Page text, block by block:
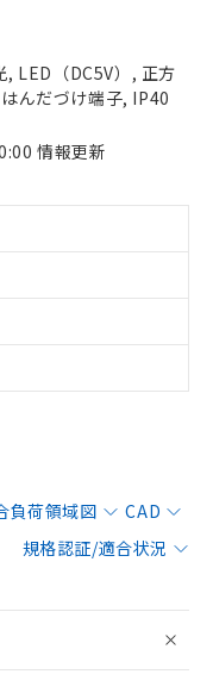
LED（DC5V）, 正方
んだづけ端子, IP40
情報更新
負荷領域図
CAD
規格認証/適合状況